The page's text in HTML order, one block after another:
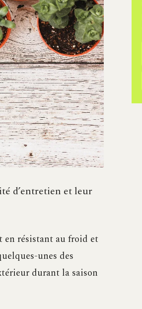
d’entretien et leur
en résistant au froid et
unes des
durant la saison